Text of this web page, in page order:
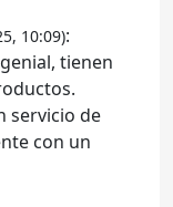
10:09):
tienen
servicio de
con un